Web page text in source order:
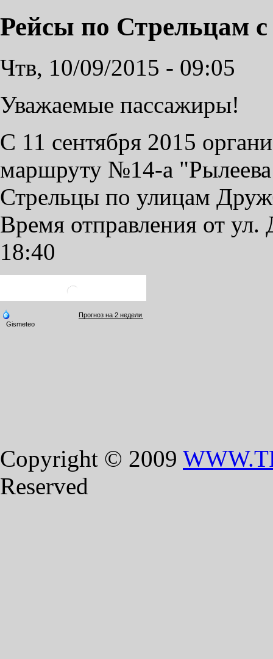
Рейсы по Стрельцам с
Чтв, 10/09/2015 - 09:05
Уважаемые пассажиры!
С 11 сентября 2015
маршруту №14-а "Рылеева
Стрельцы по улицам
Время отправления от
18:40
Copyright © 2009
Reserved